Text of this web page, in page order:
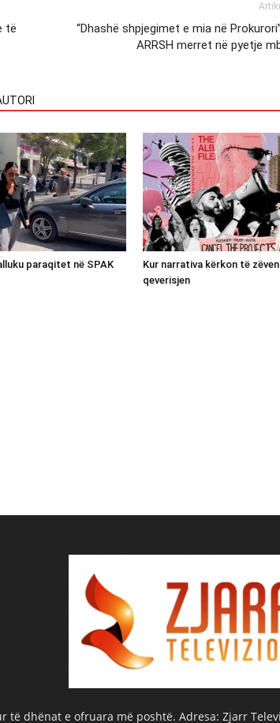
të
“Dhashë shpjegimet e mia në
ARRSH merret në pyetje
paraqitet në SPAK
Kur narrativa kërkon të
qeverisjen
të dhënat e ofruara më poshtë. Adresa: Zjarr